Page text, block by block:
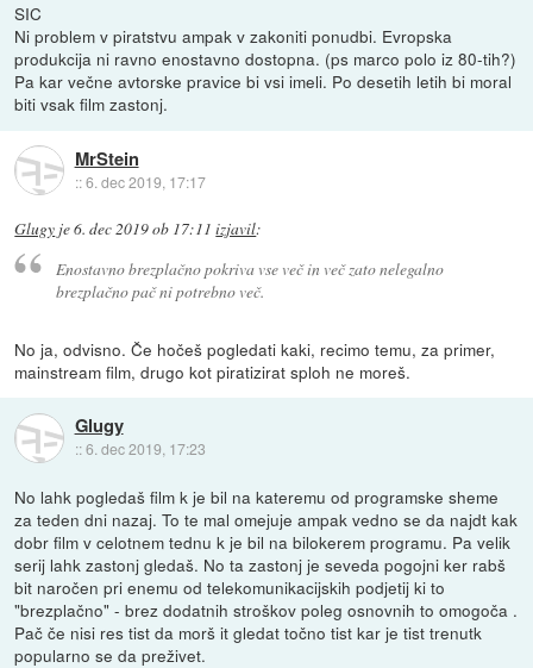
SIC
Ni problem v piratstvu ampak v zakoniti ponudbi. Evropska
produkcija ni ravno enostavno dostopna. (ps marco polo iz 80-tih?)
Pa kar večne avtorske pravice bi vsi imeli. Po desetih letih bi moral
biti vsak film zastonj.
MrStein
::6. dec 2019, 17:17
Glugy je6. dec 2019 ob 17:11 izjavil:
Enostavno brezplačno pokriva vse več in več zato nelegalno
brezplačno pač ni potrebno več.
No ja, odvisno. Če hočeš pogledati kaki, recimo temu, za primer,
mainstream film, drugo kot piratizirat sploh ne moreš.
Glugy
::6. dec 2019, 17:23
No lahk pogledaš film k je bil na kateremu od programske sheme
za teden dni nazaj. To te mal omejuje ampak vedno se da najdt kak
dobr film v celotnem tednu k je bil na bilokerem programu. Pa velik
serij lahk zastonj gledaš. No ta zastonj je seveda pogojni ker rabš
bit naročen pri enemu od telekomunikacijskih podjetij ki to
"brezplačno" - brez dodatnih stroškov poleg osnovnih to omogoča .
Pač če nisi res tist da morš it gledat točno tist kar je tist trenutk
popularno se da preživet.